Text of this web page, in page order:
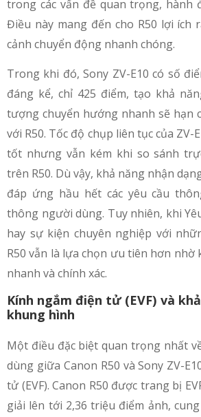
trong các vấn đề quan trọng, hành
Điều này mang đến cho R50 lợi ích
cảnh chuyển động nhanh chóng.
Trong khi đó, Sony ZV-E10 có số
đáng kể, chỉ 425 điểm, tạo khả
tượng chuyển hướng nhanh sẽ hạn
với R50. Tốc độ chụp liên tục của ZV-
tốt nhưng vẫn kém khi so sánh
trên R50. Dù vậy, khả năng nhận
đáp ứng hầu hết các yêu cầu
thông người dùng. Tuy nhiên, khi
hay sự kiện chuyên nghiệp với
R50 vẫn là lựa chọn ưu tiên hơn
nhanh và chính xác.
Kính ngắm điện tử (EVF) và
khung hình
Một điều đặc biệt quan trọng nhất
dùng giữa Canon R50 và Sony ZV-
tử (EVF). Canon R50 được trang bị
giải lên tới 2,36 triệu điểm ảnh,